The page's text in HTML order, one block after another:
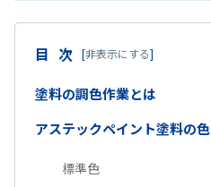
目次 [非表示にする]
塗料の調色作業とは
アステックペイント塗料の色
標準色